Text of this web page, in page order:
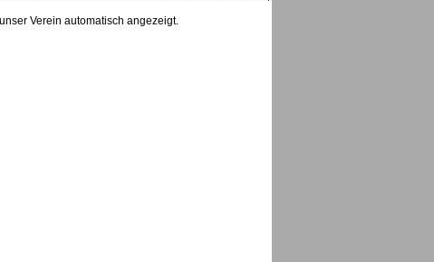
Verein automatisch angezeigt.